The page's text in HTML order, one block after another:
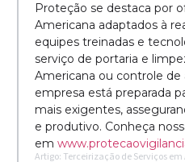
Proteção se destaca por
Americana adaptados à
equipes treinadas e
serviço de portaria e
Americana ou controle de
empresa está preparada
mais exigentes,
e produtivo. Conheça
em
Artigo: Terceirização de Serviços